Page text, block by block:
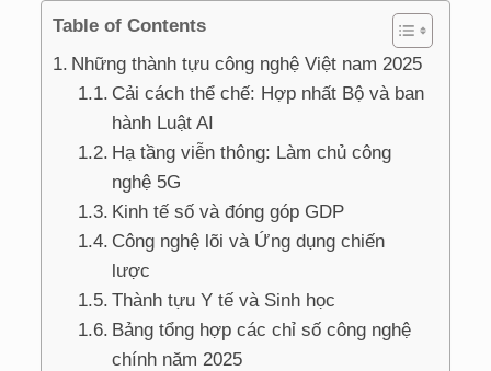
Table of Contents
Những thành tựu công nghệ Việt nam 2025
Cải cách thể chế: Hợp nhất Bộ và ban
hành Luật AI
Hạ tầng viễn thông: Làm chủ công
nghệ 5G
Kinh tế số và đóng góp GDP
Công nghệ lõi và Ứng dụng chiến
lược
Thành tựu Y tế và Sinh học
Bảng tổng hợp các chỉ số công nghệ
chính năm 2025